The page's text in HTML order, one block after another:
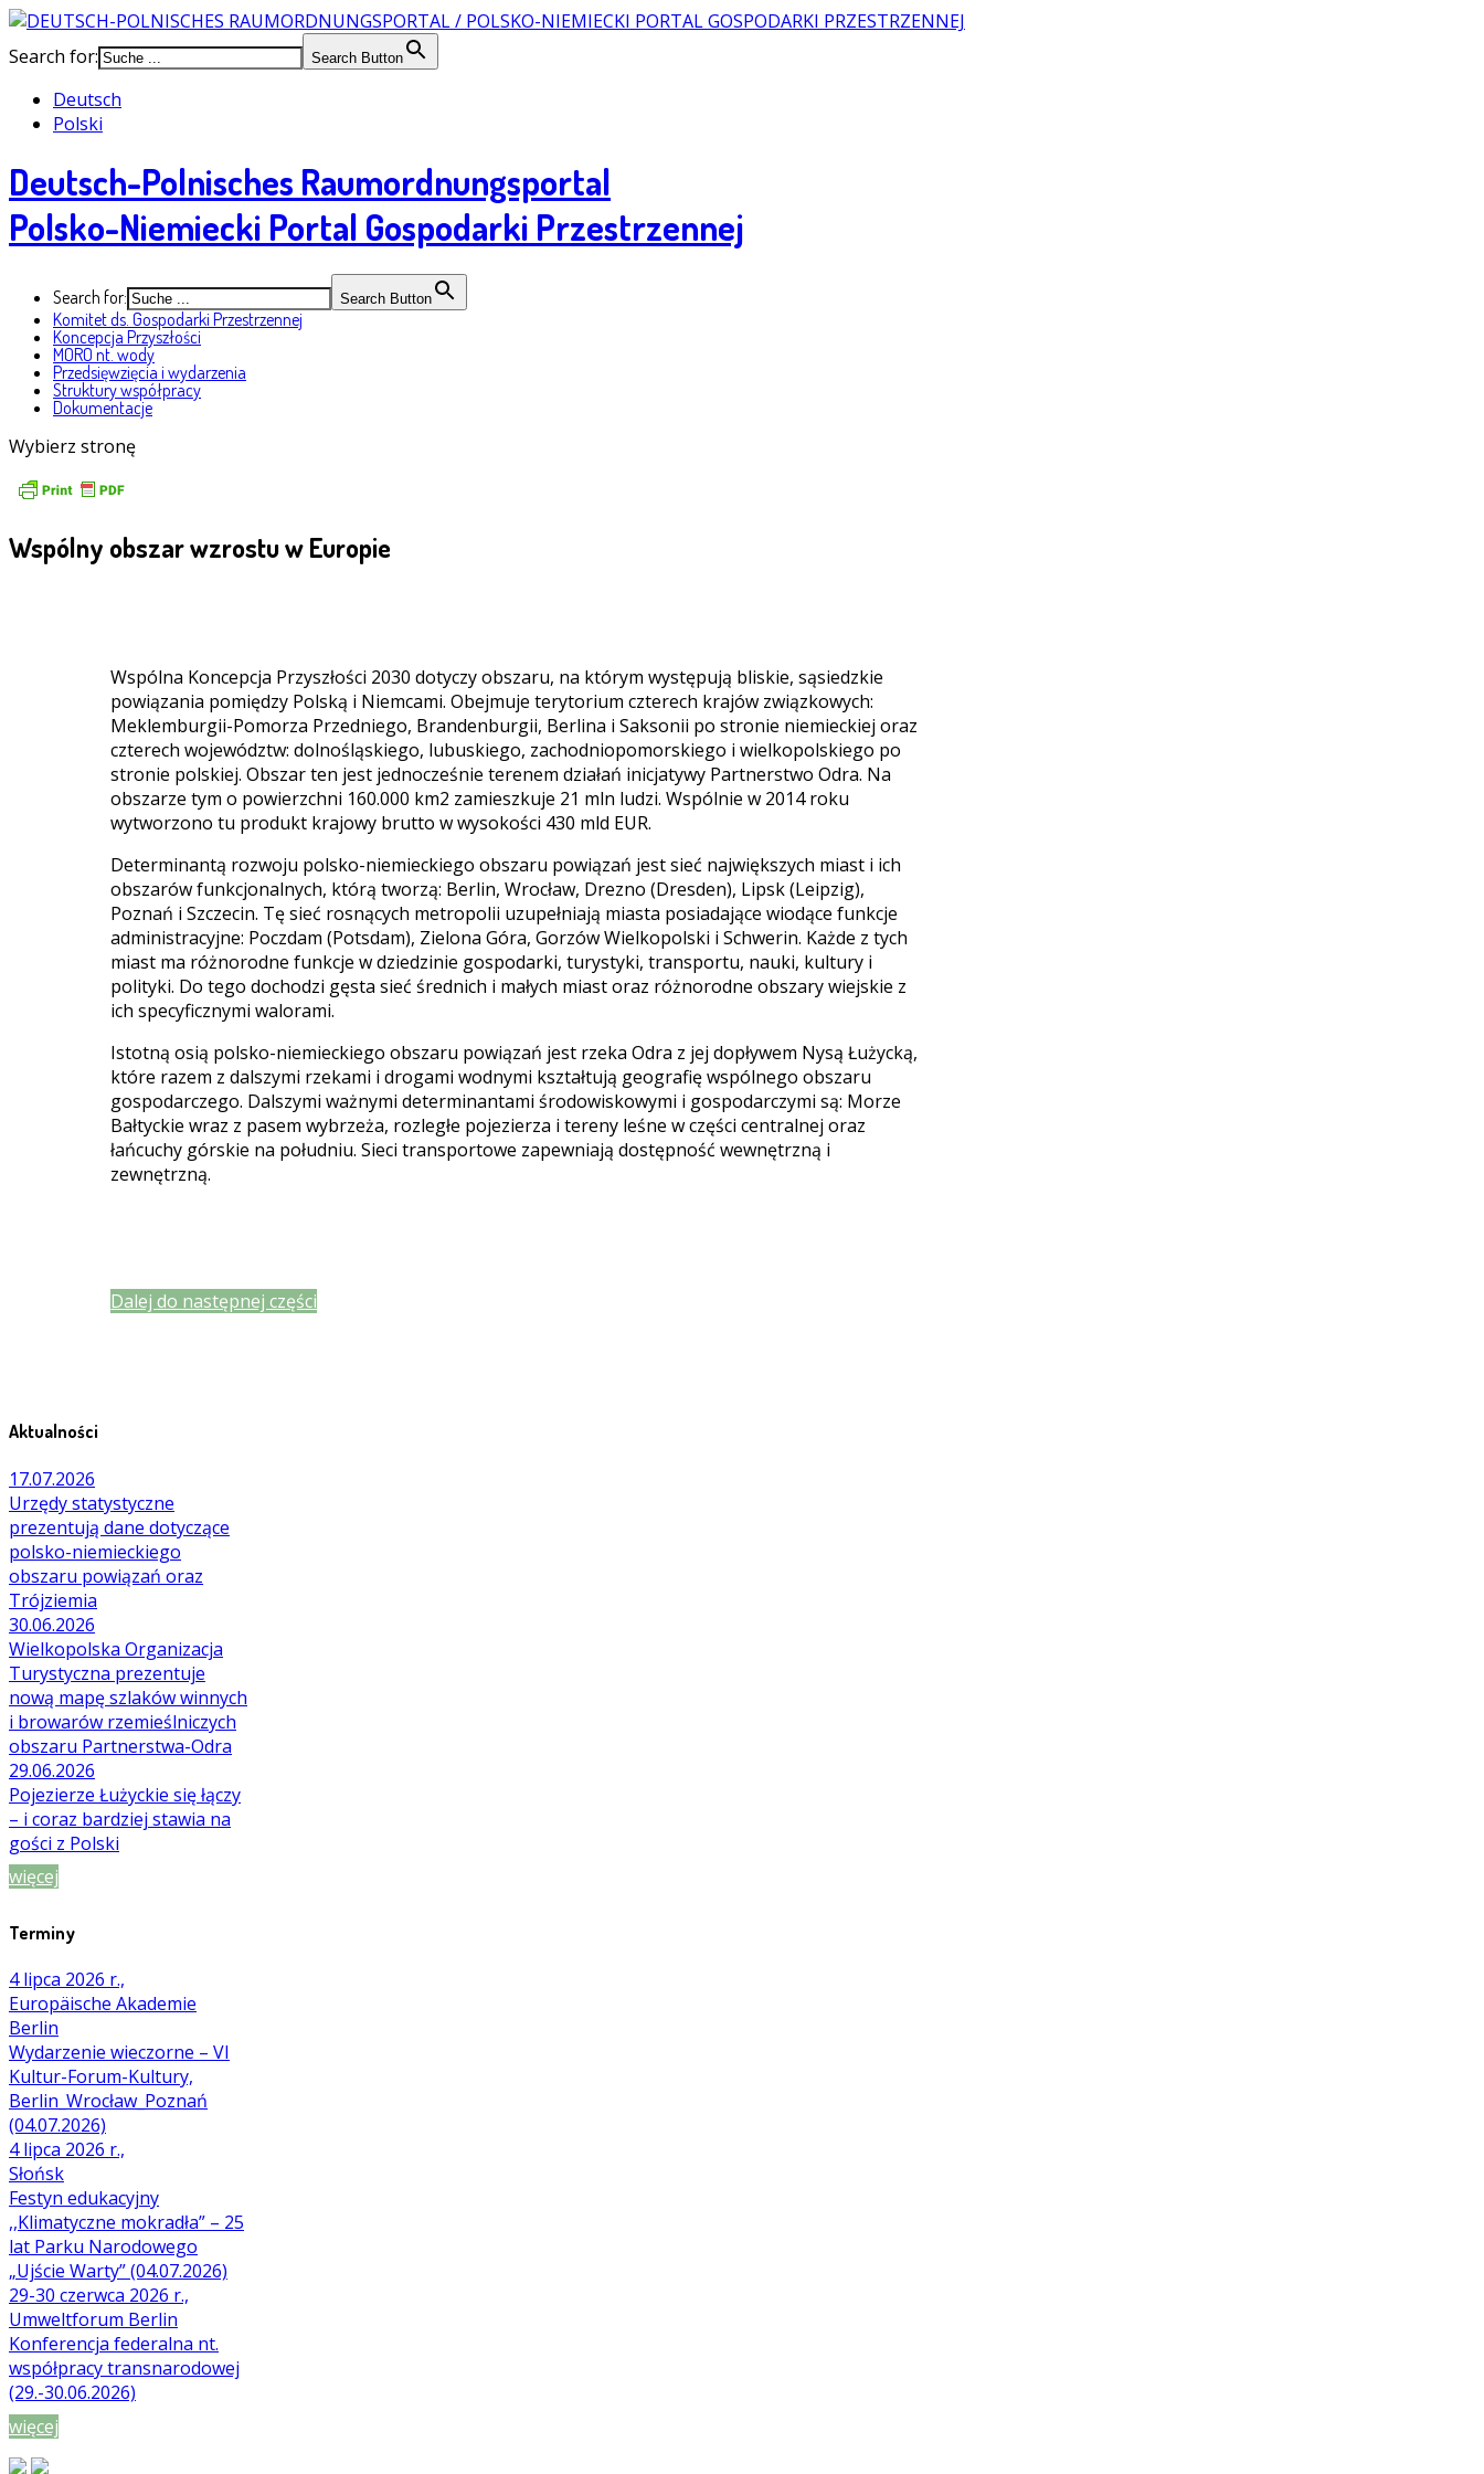
Search for: Search Button
Deutsch
Polski
Deutsch-Polnisches Raumordnungsportal
Polsko-Niemiecki Portal Gospodarki Przestrzennej
Search for: Search Button
Komitet ds. Gospodarki Przestrzennej
Koncepcja Przyszłości
MORO nt. wody
Przedsięwzięcia i wydarzenia
Struktury współpracy
Dokumentacje
Wybierz stronę
Wspólny obszar wzrostu w Europie
Wspólna Koncepcja Przyszłości 2030 dotyczy obszaru, na którym występują bliskie, sąsiedzkie
powiązania pomiędzy Polską i Niemcami. Obejmuje terytorium czterech krajów związkowych:
Meklemburgii-Pomorza Przedniego, Brandenburgii, Berlina i Saksonii po stronie niemieckiej oraz
czterech województw: dolnośląskiego, lubuskiego, zachodniopomorskiego i wielkopolskiego po
stronie polskiej. Obszar ten jest jednocześnie terenem działań inicjatywy Partnerstwo Odra. Na
obszarze tym o powierzchni 160.000 km2 zamieszkuje 21 mln ludzi. Wspólnie w 2014 roku
wytworzono tu produkt krajowy brutto w wysokości 430 mld EUR.
Determinantą rozwoju polsko-niemieckiego obszaru powiązań jest sieć największych miast i ich
obszarów funkcjonalnych, którą tworzą: Berlin, Wrocław, Drezno (Dresden), Lipsk (Leipzig),
Poznań i Szczecin. Tę sieć rosnących metropolii uzupełniają miasta posiadające wiodące funkcje
administracyjne: Poczdam (Potsdam), Zielona Góra, Gorzów Wielkopolski i Schwerin. Każde z tych
miast ma różnorodne funkcje w dziedzinie gospodarki, turystyki, transportu, nauki, kultury i
polityki. Do tego dochodzi gęsta sieć średnich i małych miast oraz różnorodne obszary wiejskie z
ich specyficznymi walorami.
Istotną osią polsko-niemieckiego obszaru powiązań jest rzeka Odra z jej dopływem Nysą Łużycką,
które razem z dalszymi rzekami i drogami wodnymi kształtują geografię wspólnego obszaru
gospodarczego. Dalszymi ważnymi determinantami środowiskowymi i gospodarczymi są: Morze
Bałtyckie wraz z pasem wybrzeża, rozległe pojezierza i tereny leśne w części centralnej oraz
łańcuchy górskie na południu. Sieci transportowe zapewniają dostępność wewnętrzną i
zewnętrzną.
Dalej do następnej części
Aktualności
17.07.2026
Urzędy statystyczne
prezentują dane dotyczące
polsko-niemieckiego
obszaru powiązań oraz
Trójziemia
30.06.2026
Wielkopolska Organizacja
Turystyczna prezentuje
nową mapę szlaków winnych
i browarów rzemieślniczych
obszaru Partnerstwa-Odra
29.06.2026
Pojezierze Łużyckie się łączy
– i coraz bardziej stawia na
gości z Polski
więcej
Terminy
4 lipca 2026 r.,
Europäische Akademie
Berlin
Wydarzenie wieczorne – VI
Kultur-Forum-Kultury,
Berlin_Wrocław_Poznań
(04.07.2026)
4 lipca 2026 r.,
Słońsk
Festyn edukacyjny
,,Klimatyczne mokradła” – 25
lat Parku Narodowego
„Ujście Warty” (04.07.2026)
29-30 czerwca 2026 r.,
Umweltforum Berlin
Konferencja federalna nt.
współpracy transnarodowej
(29.-30.06.2026)
więcej